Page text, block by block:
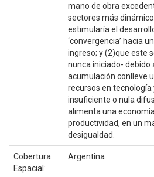
mano de obra
sectores más
estimularía el
‘convergencia’ hacia
ingreso; y (2)que este
nunca iniciado- debido
acumulación conlleve
recursos en
insuficiente o nula
alimenta una
productividad, en un
desigualdad.
Cobertura
Espacial:
Argentina